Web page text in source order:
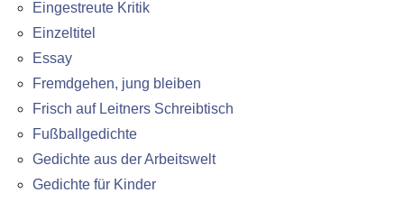
Eingestreute Kritik
Einzeltitel
Essay
Fremdgehen, jung bleiben
Frisch auf Leitners Schreibtisch
Fußballgedichte
Gedichte aus der Arbeitswelt
Gedichte für Kinder